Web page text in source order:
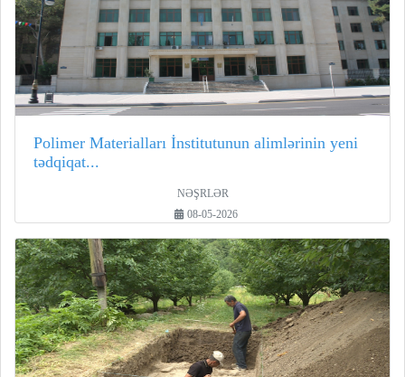
Polimer Materialları İnstitutunun alimlərinin yeni
tədqiqat...
NƏŞRLƏR
08-05-2026